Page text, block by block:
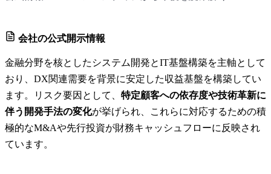
会社の公式開示情報
金融分野を核としたシステム開発とIT基盤構築を主軸として
おり、DX関連需要を背景に安定した収益基盤を構築してい
ます。リスク要因として、 特定顧客への依存度や技術革新に
伴う開発手法の変化が挙げられ、これらに対応するための積
極的なM&Aや先行投資が財務キャッシュフローに反映され
ています。